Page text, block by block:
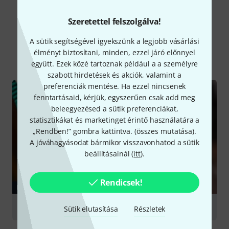
Szeretettel felszolgálva!
A sütik segítségével igyekszünk a legjobb vásárlási
élményt biztosítani, minden, ezzel járó előnnyel
együtt. Ezek közé tartoznak például a a személyre
szabott hirdetések és akciók, valamint a
preferenciák mentése. Ha ezzel nincsenek
fenntartásaid, kérjük, egyszerűen csak add meg
beleegyezésed a sütik preferenciákat,
statisztikákat és marketinget érintő használatára a
„Rendben!” gombra kattintva. (összes mutatása).
A jóváhagyásodat bármikor visszavonhatod a sütik
beállításainál (itt).
Rendicsek!
Sütik elutasítása Részletek
Tudtad?
Mind Kalauz
KALAUZ